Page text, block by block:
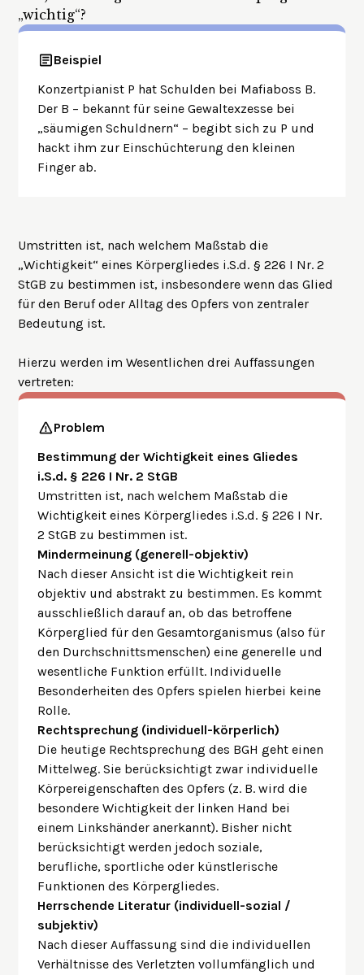
„wichtig“?
Beispiel
Konzertpianist P hat Schulden bei Mafiaboss B.
Der B – bekannt für seine Gewaltexzesse bei
„säumigen Schuldnern“ – begibt sich zu P und
hackt ihm zur Einschüchterung den kleinen
Finger ab.
Umstritten ist, nach welchem Maßstab die
„Wichtigkeit“ eines Körpergliedes i.S.d. § 226 I Nr. 2
StGB zu bestimmen ist, insbesondere wenn das Glied
für den Beruf oder Alltag des Opfers von zentraler
Bedeutung ist.
Hierzu werden im Wesentlichen drei Auffassungen
vertreten:
Problem
Bestimmung der Wichtigkeit eines Gliedes
i.S.d. § 226 I Nr. 2 StGB
Umstritten ist, nach welchem Maßstab die
Wichtigkeit eines Körpergliedes i.S.d. § 226 I Nr.
2 StGB zu bestimmen ist.
Mindermeinung (generell-objektiv)
Nach dieser Ansicht ist die Wichtigkeit rein
objektiv und abstrakt zu bestimmen. Es kommt
ausschließlich darauf an, ob das betroffene
Körperglied für den Gesamtorganismus (also für
den Durchschnittsmenschen) eine generelle und
wesentliche Funktion erfüllt. Individuelle
Besonderheiten des Opfers spielen hierbei keine
Rolle.
Rechtsprechung (individuell-körperlich)
Die heutige Rechtsprechung des BGH geht einen
Mittelweg. Sie berücksichtigt zwar individuelle
Körpereigenschaften des Opfers (z. B. wird die
besondere Wichtigkeit der linken Hand bei
einem Linkshänder anerkannt). Bisher nicht
berücksichtigt werden jedoch soziale,
berufliche, sportliche oder künstlerische
Funktionen des Körpergliedes.
Herrschende Literatur (individuell-sozial /
subjektiv)
Nach dieser Auffassung sind die individuellen
Verhältnisse des Verletzten vollumfänglich und